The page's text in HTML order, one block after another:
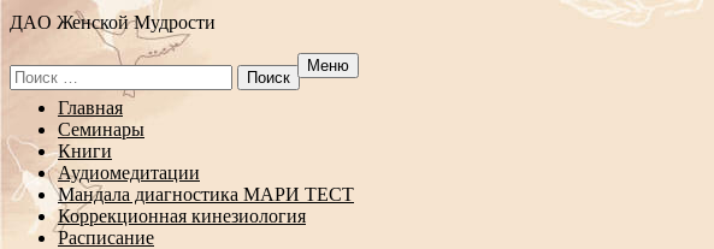
ДAO Женской Мудрости
Search
for:
Меню
Перейти
содержанию
Главная
Семинары
Книги
Аудиомедитации
Мандала диагностика МАРИ ТЕСТ
Коррекционная кинезиология
Расписание